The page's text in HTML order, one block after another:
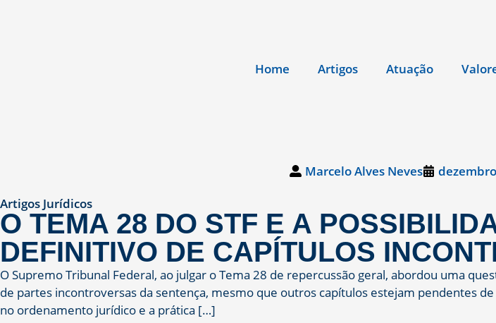
Home Artigos Atuação
Marcelo Alves Neves
Artigos Jurídicos
O TEMA 28 DO STF E A
DEFINITIVO DE CAPÍTULOS
O Supremo Tribunal Federal, ao julgar o Tema 28 de repercussão geral, abordou uma
de partes incontroversas da sentença, mesmo que outros capítulos estejam pendentes
no ordenamento jurídico e a prática […]